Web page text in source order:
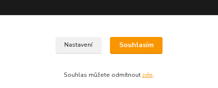
Nastavení Souhlasím
Souhlas můžete odmítnout zde.